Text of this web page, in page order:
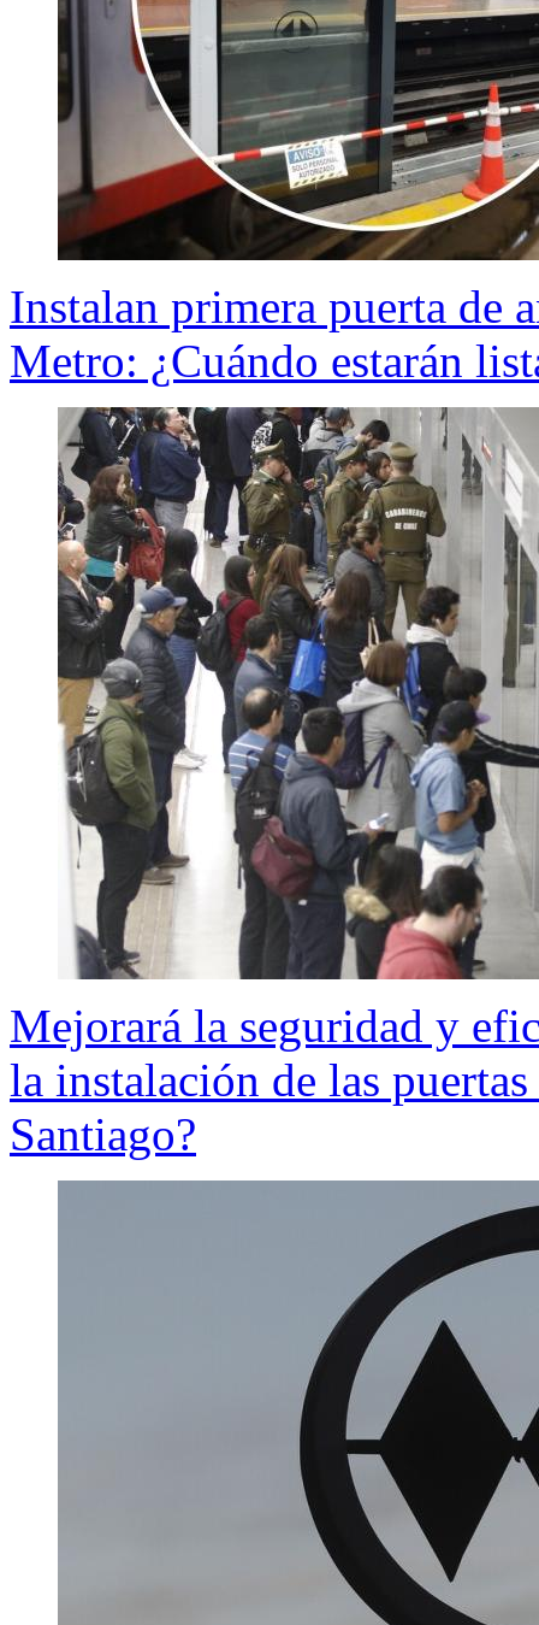
Instalan primera puerta de
Metro: ¿Cuándo estarán
Mejorará la seguridad y
la instalación de las
Santiago?